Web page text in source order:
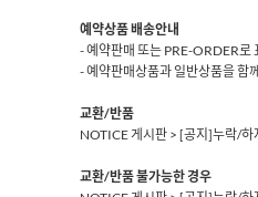
예약상품 배송안내
- 예약판매 또는 PRE-ORDER로
- 예약판매상품과 일반상품을 함
교환/반품
NOTICE 게시판 > [공지]누락/하
교환/반품 불가능한 경우